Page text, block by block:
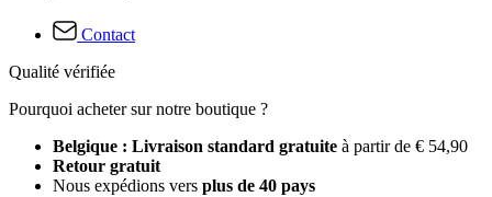
Contact
Qualité vérifiée
Pourquoi acheter sur notre boutique ?
Belgique : Livraison standard gratuite à partir de € 54,90
Retour gratuit
Nous expédions vers plus de 40 pays